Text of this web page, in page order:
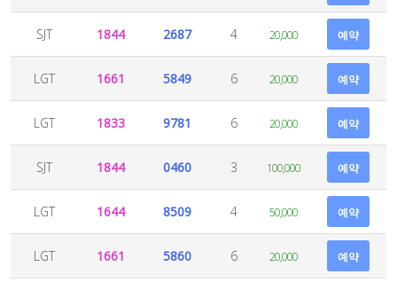
SJT 1844 2687 4 20,000 예약
LGT 1661 5849 6 20,000 예약
LGT 1833 9781 6 20,000 예약
SJT 1844 0460 3 100,000 예약
LGT 1644 8509 4 50,000 예약
LGT 1661 5860 6 20,000 예약